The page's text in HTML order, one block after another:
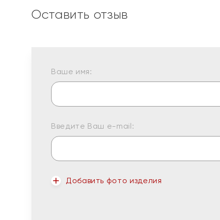
Оставить отзыв
Ваше имя:
Введите Ваш e-mail:
Добавить фото изделия